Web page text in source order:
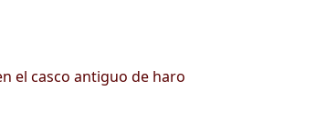
el casco antiguo de haro